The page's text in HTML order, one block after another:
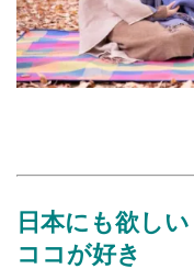
日本にも欲しい
ココが好き